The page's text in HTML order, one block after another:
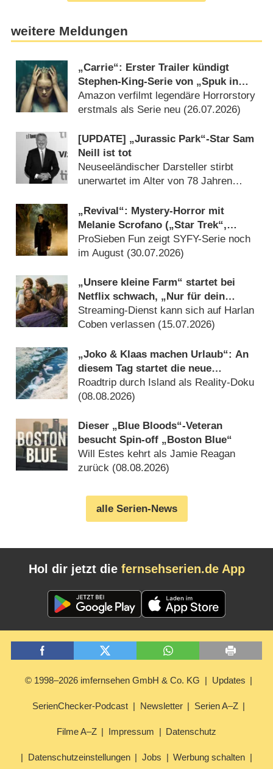
weitere Meldungen
„Carrie“: Erster Trailer kündigt
Stephen-King-Serie von „Spuk in
Hill House“-Macher an
Amazon verfilmt legendäre Horrorstory
erstmals als Serie neu (26.07.2026)
[UPDATE] „Jurassic Park“-Star Sam
Neill ist tot
Neuseeländischer Darsteller stirbt
unerwartet im Alter von 78 Jahren
„Revival“: Mystery-Horror mit
Melanie Scrofano („Star Trek“,
„Wynonna Earp“) vor
Deutschlandpremiere
ProSieben Fun zeigt SYFY-Serie noch
im August (30.07.2026)
„Unsere kleine Farm“ startet bei
Netflix schwach, „Nur für dein
Leben“ visiert ewige Bestenliste an
Streaming-Dienst kann sich auf Harlan
Coben verlassen (15.07.2026)
„Joko & Klaas machen Urlaub“: An
diesem Tag startet die neue
Sendung des Entertainer-Duos
Roadtrip durch Island als Reality-Doku
(08.08.2026)
Dieser „Blue Bloods“-Veteran
besucht Spin-off „Boston Blue“
Will Estes kehrt als Jamie Reagan
zurück (08.08.2026)
alle Serien-News
Hol dir jetzt die fernsehserien.de App
© 1998–2026 imfernsehen GmbH & Co. KG Updates
SerienChecker-Podcast Newsletter Serien A–Z
Filme A–Z Impressum Datenschutz
Datenschutzeinstellungen Jobs Werbung schalten